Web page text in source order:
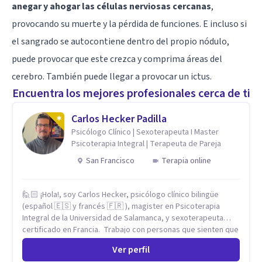
anegar y ahogar las células nerviosas cercanas,
provocando su muerte y la pérdida de funciones. E incluso si
el sangrado se autocontiene dentro del propio nódulo,
puede provocar que este crezca y comprima áreas del
cerebro. También puede llegar a provocar un ictus.
Encuentra los mejores profesionales cerca de ti
Carlos Hecker Padilla
Psicólogo Clínico | Sexoterapeuta I Master
Psicoterapia Integral | Terapeuta de Pareja
San Francisco
Terapia online
🙋🏻 ¡Hola!, soy Carlos Hecker, psicólogo clínico bilingüe
(español 🇪🇸 y francés 🇫🇷 ), magister en Psicoterapia
Integral de la Universidad de Salamanca, y sexoterapeuta
certificado en Francia. Trabajo con personas que sienten que
algo en su vida dejó de calzar: ansiedad que se desborda,
tristeza que no se va, duelos que se alargan, relaciones que
Ver perfil